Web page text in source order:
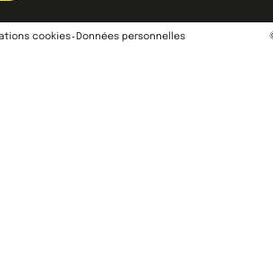
cookies Données personnelles